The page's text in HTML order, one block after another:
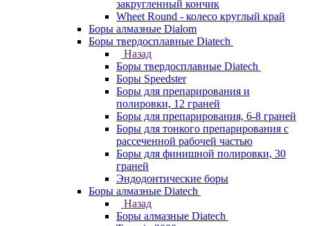
закругленный кончик
Wheet Round - колесо круглый край
Боры алмазные Dialom
Боры твердосплавные Diatech
Назад
Боры твердосплавные Diatech
Боры Speedster
Боры для препарирования и
полировки, 12 граней
Боры для препарирования, 6-8 граней
Боры для тонкого препарирования с
рассеченной рабочей частью
Боры для финишной полировки, 30
граней
Эндодонтические боры
Боры алмазные Diatech
Назад
Боры алмазные Diatech